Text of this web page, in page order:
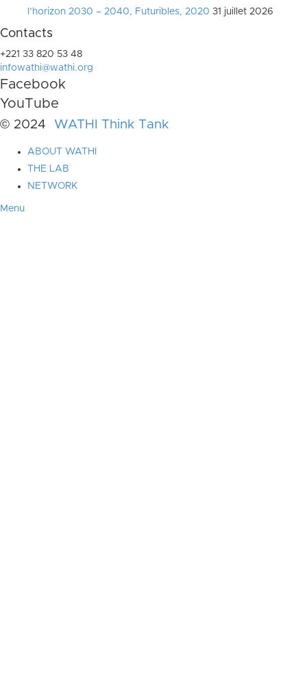
l’horizon 2030 – 2040, Futuribles, 2020 31 juillet 2026
Contacts
+221 33 820 53 48
infowathi@wathi.org
Facebook
YouTube
© 2024 WATHI Think Tank
ABOUT WATHI
THE LAB
NETWORK
Menu